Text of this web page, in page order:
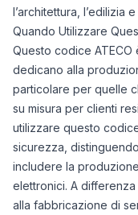
l’architettura, l’edilizia
Quando Utilizzare
Questo codice
dedicano alla
particolare per quelle
su misura per clienti
utilizzare questo
sicurezza,
includere la
elettronici. A
alla fabbricazione di